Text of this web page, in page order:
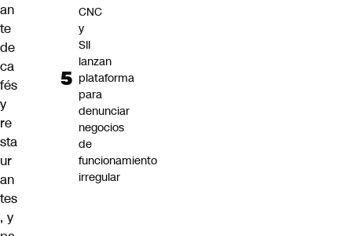
an
te
de
ca
fés
y
re
sta
ur
an
tes
, y
CNC
y
SII
lanzan
plataforma
para
denunciar
negocios
de
funcionamiento
irregular